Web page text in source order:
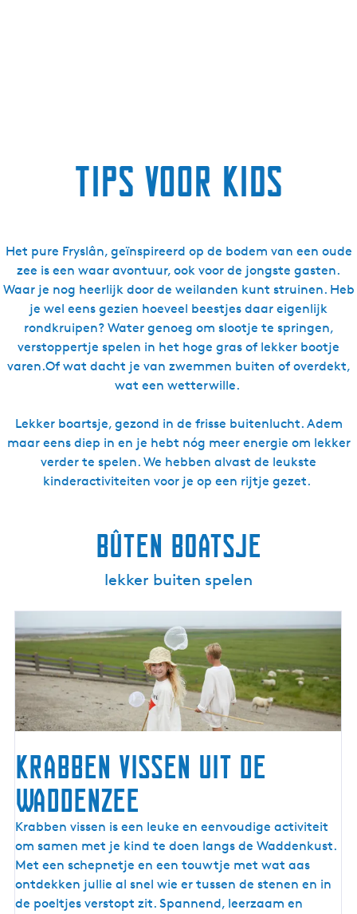
Tips voor kids
Het pure Fryslân, geïnspireerd op de bodem van een oude
zee is een waar avontuur, ook voor de jongste gasten.
Waar je nog heerlijk door de weilanden kunt struinen. Heb
je wel eens gezien hoeveel beestjes daar eigenlijk
rondkruipen? Water genoeg om slootje te springen,
verstoppertje spelen in het hoge gras of lekker bootje
varen.Of wat dacht je van zwemmen buiten of overdekt,
wat een wetterwille.
Lekker boartsje, gezond in de frisse buitenlucht. Adem
maar eens diep in en je hebt nóg meer energie om lekker
verder te spelen. We hebben alvast de leukste
kinderactiviteiten voor je op een rijtje gezet.
Bûten Boatsje
lekker buiten spelen
Krabben vissen uit de
Waddenzee
Krabben vissen is een leuke en eenvoudige activiteit
om samen met je kind te doen langs de Waddenkust.
Met een schepnetje en een touwtje met wat aas
ontdekken jullie al snel wie er tussen de stenen en in
de poeltjes verstopt zit. Spannend, leerzaam en